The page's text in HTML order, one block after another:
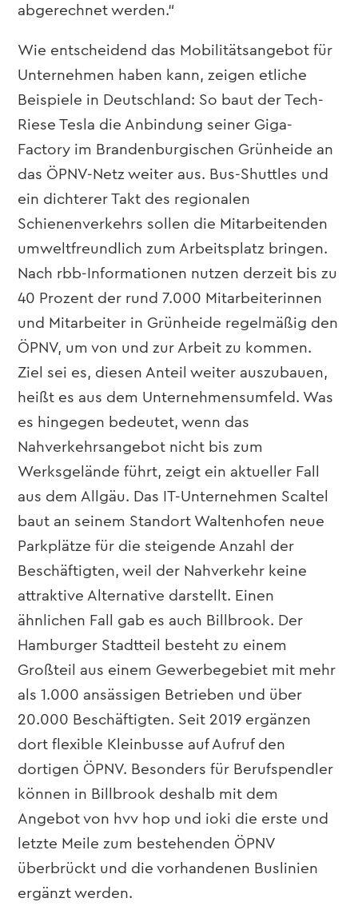
abgerechnet werden.“
Wie entscheidend das Mobilitätsangebot für
Unternehmen haben kann, zeigen etliche
Beispiele in Deutschland: So baut der Tech-
Riese Tesla die Anbindung seiner Giga-
Factory im Brandenburgischen Grünheide an
das ÖPNV-Netz weiter aus. Bus-Shuttles und
ein dichterer Takt des regionalen
Schienenverkehrs sollen die Mitarbeitenden
umweltfreundlich zum Arbeitsplatz bringen.
Nach rbb-Informationen nutzen derzeit bis zu
40 Prozent der rund 7.000 Mitarbeiterinnen
und Mitarbeiter in Grünheide regelmäßig den
ÖPNV, um von und zur Arbeit zu kommen.
Ziel sei es, diesen Anteil weiter auszubauen,
heißt es aus dem Unternehmensumfeld. Was
es hingegen bedeutet, wenn das
Nahverkehrsangebot nicht bis zum
Werksgelände führt, zeigt ein aktueller Fall
aus dem Allgäu. Das IT-Unternehmen Scaltel
baut an seinem Standort Waltenhofen neue
Parkplätze für die steigende Anzahl der
Beschäftigten, weil der Nahverkehr keine
attraktive Alternative darstellt. Einen
ähnlichen Fall gab es auch Billbrook. Der
Hamburger Stadtteil besteht zu einem
Großteil aus einem Gewerbegebiet mit mehr
als 1.000 ansässigen Betrieben und über
20.000 Beschäftigten. Seit 2019 ergänzen
dort flexible Kleinbusse auf Aufruf den
dortigen ÖPNV. Besonders für Berufspendler
können in Billbrook deshalb mit dem
Angebot von hvv hop und ioki die erste und
letzte Meile zum bestehenden ÖPNV
überbrückt und die vorhandenen Buslinien
ergänzt werden.